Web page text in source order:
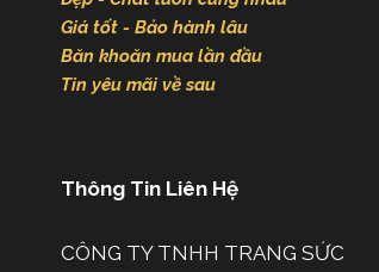
Giá tốt - Bảo hành lâu
Băn khoăn mua lần đầu
Tin yêu mãi về sau
Thông Tin Liên Hệ
CÔNG TY TNHH TRANG SỨC